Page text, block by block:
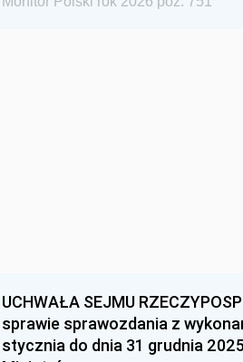
UCHWAŁA SEJMU
sprawie sprawozdania z
stycznia do dnia 31 grudnia